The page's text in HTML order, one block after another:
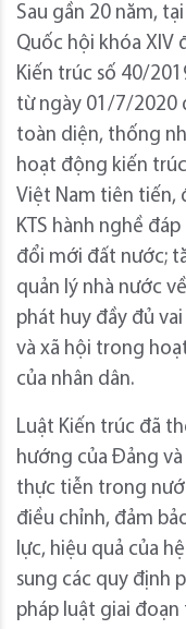
Sau gần 20 năm,
Quốc hội khóa XIV
Kiến trúc số 40/
từ ngày 01/7/2020
toàn diện, thống
hoạt động kiến
Việt Nam tiên tiến,
KTS hành nghề
đổi mới đất nước;
quản lý nhà nước
phát huy đầy đủ
và xã hội trong
của nhân dân.
Luật Kiến trúc đã
hướng của Đảng
thực tiễn trong
điều chỉnh, đảm
lực, hiệu quả của
sung các quy định
pháp luật giai đoạn